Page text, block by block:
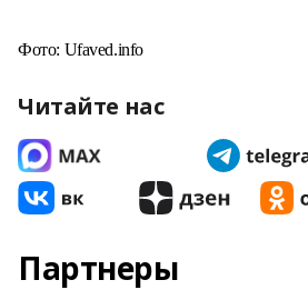
Фото: Ufaved.info
Читайте нас
Партнеры